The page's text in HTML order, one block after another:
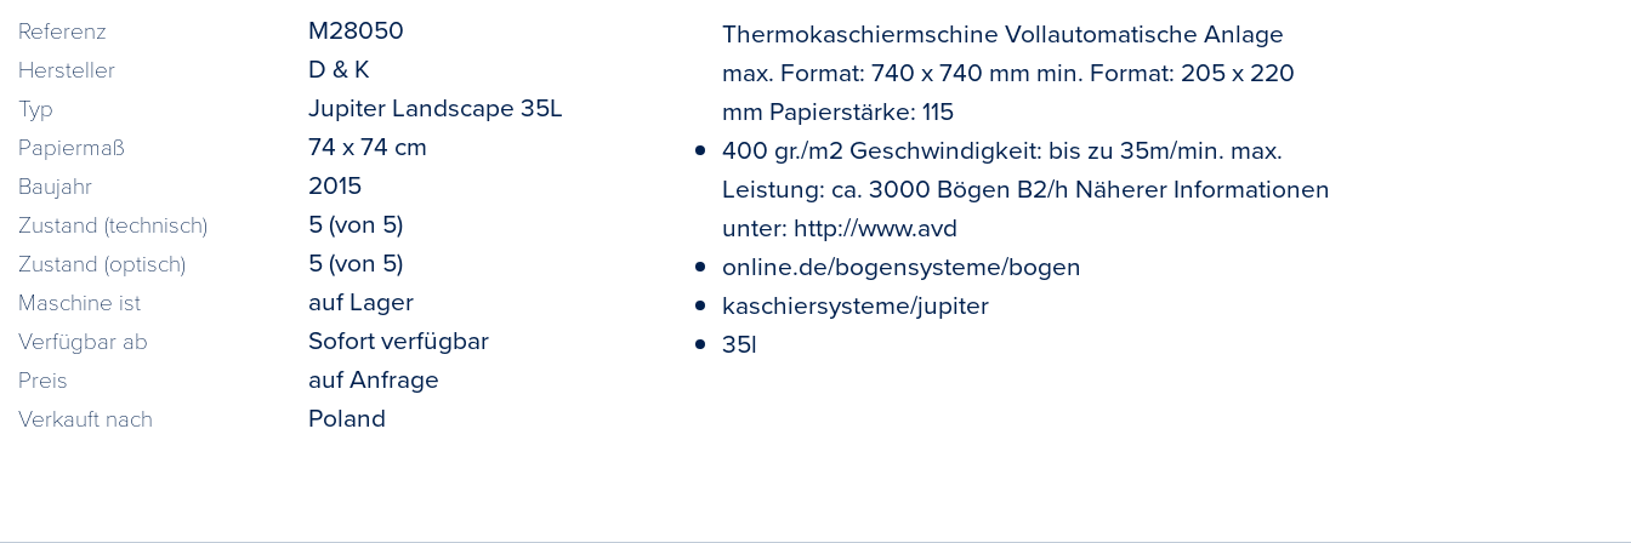
Referenz M28050
Hersteller D & K
Typ Jupiter Landscape 35L
Papiermaß 74 x 74 cm
Baujahr 2015
Zustand (technisch) 5 (von 5)
Zustand (optisch) 5 (von 5)
Maschine ist auf Lager
Verfügbar ab Sofort verfügbar
Preis auf Anfrage
Verkauft nach Poland
Thermokaschiermschine Vollautomatische Anlage
max. Format: 740 x 740 mm min. Format: 205 x 220
mm Papierstärke: 115
400 gr./m2 Geschwindigkeit: bis zu 35m/min. max.
Leistung: ca. 3000 Bögen B2/h Näherer Informationen
unter: http://www.avd
online.de/bogensysteme/bogen
kaschiersysteme/jupiter
35l